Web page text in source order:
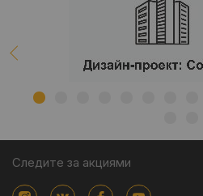
Следите за акциями